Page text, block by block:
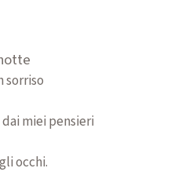
sorriso
miei pensieri
occhi.